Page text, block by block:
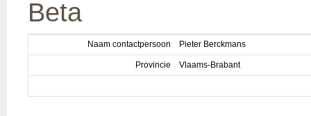
Beta
Naam contactpersoon Pieter Berckmans
Provincie Vlaams-Brabant